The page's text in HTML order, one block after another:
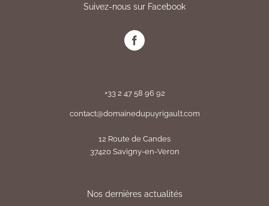
Suivez-nous sur Facebook
+33 2 47 58 96 92
contact@domainedupuyrigault.com
12 Route de Candes
37420 Savigny-en-Veron
Nos dernières actualités